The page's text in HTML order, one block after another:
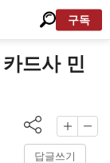
구독
드사 민
답글쓰기